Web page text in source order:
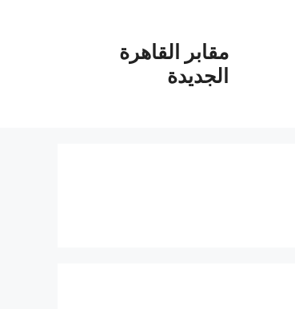
مقابر القاهرة
الجديدة